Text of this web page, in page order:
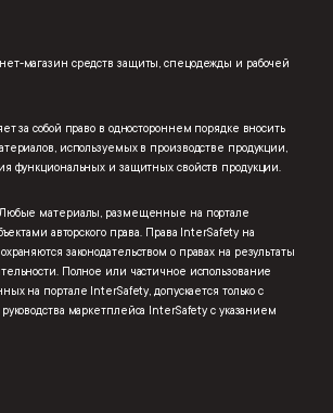
магазин средств защиты, спецодежды и рабочей
за собой право в одностороннем порядке вносить
используемых в производстве продукции,
функциональных и защитных свойств продукции.
материалы, размещенные на портале
авторского права. Права InterSafety на
законодательством о правах на результаты
Полное или частичное использование
на портале InterSafety, допускается только с
маркетплейса InterSafety с указанием